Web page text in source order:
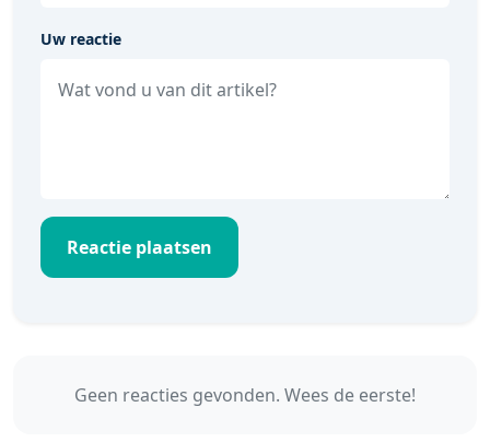
Uw reactie
Reactie plaatsen
Geen reacties gevonden. Wees de eerste!